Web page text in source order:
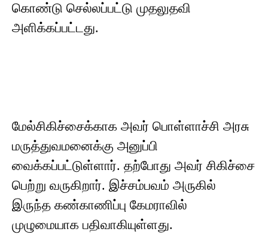
கொண்டு செல்லப்பட்டு முதலுதவி
அளிக்கப்பட்டது.
மேல்சிகிச்சைக்காக அவர் பொள்ளாச்சி அரசு
மருத்துவமனைக்கு அனுப்பி
வைக்கப்பட்டுள்ளார். தற்போது அவர் சிகிச்சை
பெற்று வருகிறார். இச்சம்பவம் அருகில்
இருந்த கண்காணிப்பு கேமராவில்
முழுமையாக பதிவாகியுள்ளது.